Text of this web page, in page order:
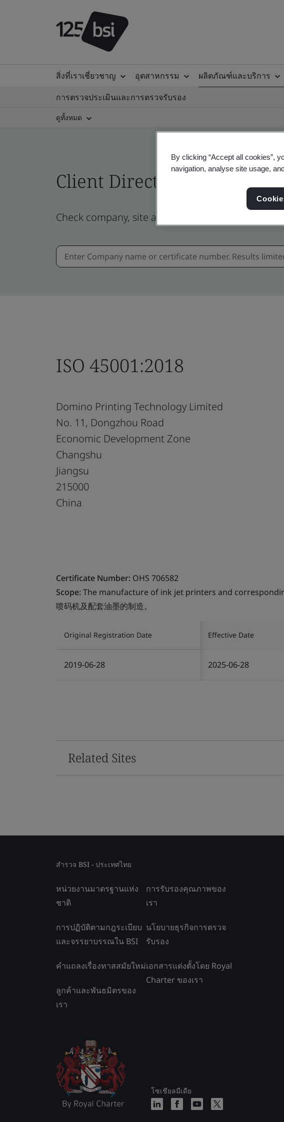
สิ่งที่เราเชี่ยวชาญ อุตสาหกรรม ผลิตภัณฑ์และบริการ
การตรวจประเมินและการตรวจรับรอง
ดูทั้งหมด
Client Directory certificate
Check company, site and product certificates -
ISO 45001:2018
Domino Printing Technology Limited
No. 11, Dongzhou Road
Economic Development Zone
Changshu
Jiangsu
215000
China
Certificate Number: OHS 706582
Scope:The manufacture of ink jet printers and
喷码机及配套油墨的制造。
Original Registration Date Effective Date
2019-06-28 2025-06-28
Related Sites
สำรวจ BSI - ประเทศไทย
หน่วยงานมาตรฐานแห่ง
ชาติ
การปฏิบัติตามกฎระเบียบ
และจรรยาบรรณใน BSI
คำแถลงเรื่องทาสสมัยใหม่
ลูกค้าและพันธมิตรของ
เรา
การรับรองคุณภาพของ
เรา
นโยบายธุรกิจการตรวจ
รับรอง
เอกสารแต่งตั้งโดย Royal
Charter ของเรา
โซเชียลมีเดีย
By clicking “Accept all cookies”,
navigation, analyse site usage,